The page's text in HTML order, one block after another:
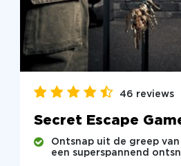
46 reviews
Secret Escape
Ontsnap uit de greep
een superspannend